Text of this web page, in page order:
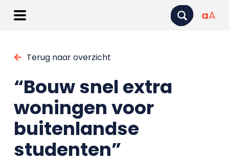
aA
Terug naar overzicht
“Bouw snel extra
woningen voor
buitenlandse
studenten”